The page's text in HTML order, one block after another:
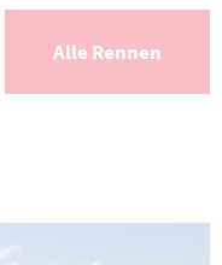
Alle Rennen